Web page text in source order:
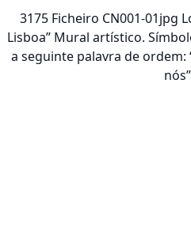
3175 Ficheiro CN001-01jpg
Lisboa” Mural artístico.
a seguinte palavra de
nós”